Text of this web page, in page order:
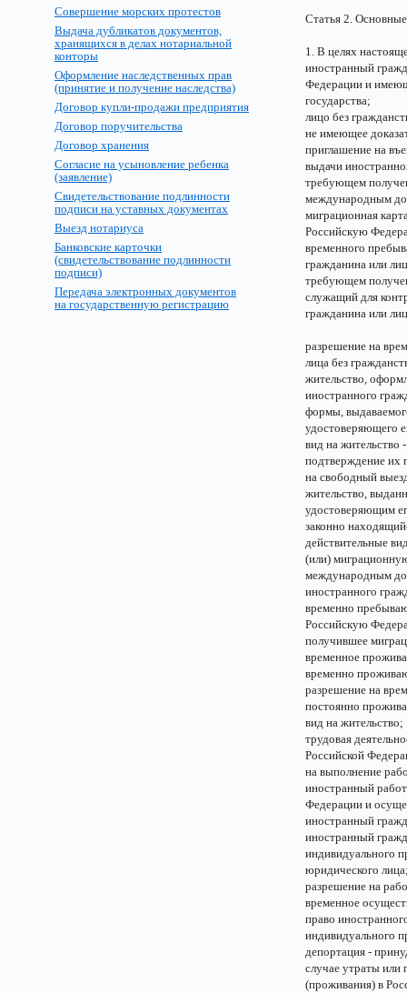
Совершение морских протестов
Выдача дубликатов документов,
хранящихся в делах нотариальной
конторы
Оформление наследственных прав
(принятие и получение наследства)
Договор купли-продажи предприятия
Договор поручительства
Договор хранения
Согласие на усыновление ребенка
(заявление)
Свидетельствование подлинности
подписи на уставных документах
Выезд нотариуса
Банковские карточки
(свидетельствование подлинности
подписи)
Передача электронных документов
на государственную регистрацию
Статья 2.
1. В целях
иностранный
Федерации и
государства;
лицо без
не имеющее
приглашение на
выдачи
требующем
международным
миграционная
Российскую
временного
гражданина или
требующем
служащий для
гражданина или
разрешение на
лица без
жительство,
иностранного
формы,
удостоверяющего
вид на жительство
подтверждение их
на свободный
жительство,
удостоверяющим
законно
действительные
(или)
международным
иностранного
временно
Российскую
получившее
временное
временно
разрешение на
постоянно
вид на жительство;
трудовая
Российской
на выполнение
иностранный
Федерации и
иностранный
иностранный
индивидуального
юридического
разрешение на
временное
право
индивидуального
депортация -
случае утраты или
(проживания) в